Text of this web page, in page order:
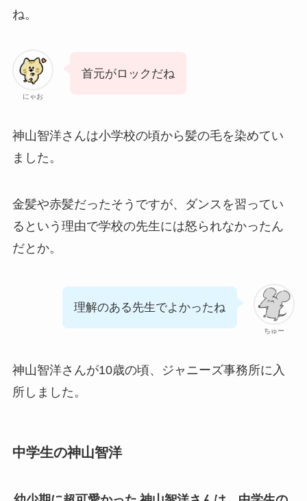
ね。
にゃお
首元がロックだね
神山智洋さんは小学校の頃から髪の毛を染めてい
ました。
金髪や赤髪だったそうですが、ダンスを習ってい
るという理由で学校の先生には怒られなかったん
だとか。
ちゅー
理解のある先生でよかったね
神山智洋さんが10歳の頃、ジャニーズ事務所に入
所しました。
中学生の神山智洋